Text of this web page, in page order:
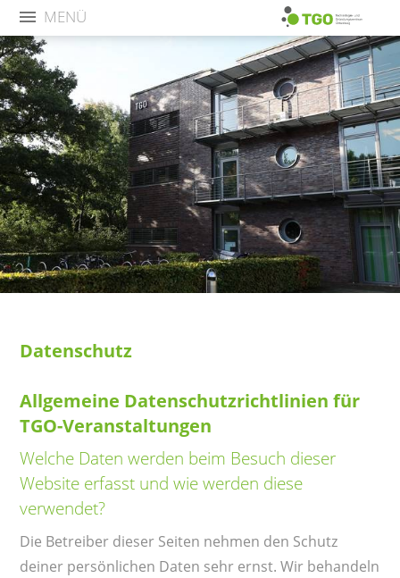
MENÜ
Datenschutz
Allgemeine Datenschutzrichtlinien für
TGO-Veranstaltungen
Welche Daten werden beim Besuch dieser
Website erfasst und wie werden diese
verwendet?
Die Betreiber dieser Seiten nehmen den Schutz
deiner persönlichen Daten sehr ernst. Wir behandeln